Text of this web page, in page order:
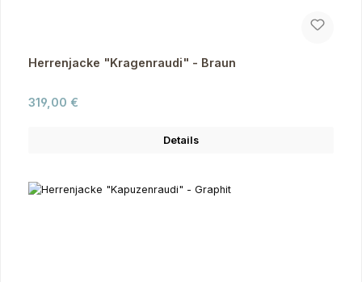
Herrenjacke "Kragenraudi" - Braun
Regulärer Preis:
319,00 €
Details